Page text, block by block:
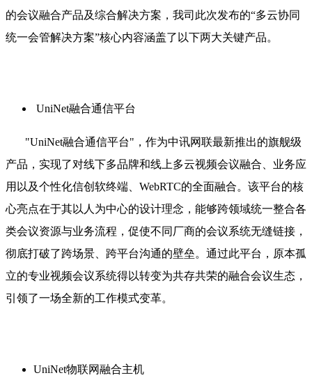
的会议融合产品及综合解决方案，我司此次发布的“多云协同
统一会管解决方案”核心内容涵盖了以下两大关键产品。
UniNet融合通信平台
"UniNet融合通信平台"，作为中讯网联最新推出的旗舰级
产品，实现了对线下多品牌和线上多云视频会议融合、业务应
用以及个性化信创软终端、WebRTC的全面融合。该平台的核
心亮点在于其以人为中心的设计理念，能够跨领域统一整合各
类会议资源与业务流程，促使不同厂商的会议系统无缝链接，
彻底打破了跨场景、跨平台沟通的壁垒。通过此平台，原本孤
立的专业视频会议系统得以转变为共存共荣的融合会议生态，
引领了一场全新的工作模式变革。
UniNet物联网融合主机